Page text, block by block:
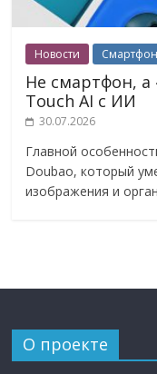
Новости
Не смартфон,
Touch AI с ИИ
30.07.2026
Главной
Doubao, который
изображения и
О проекте